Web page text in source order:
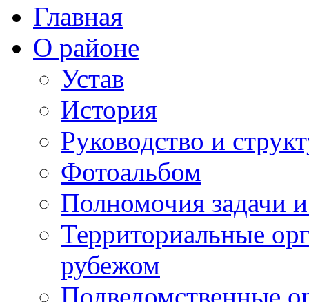
Главная
О районе
Устав
История
Руководство и
Фотоальбом
Полномочия задачи
Территориальные
рубежом
Подведомственные